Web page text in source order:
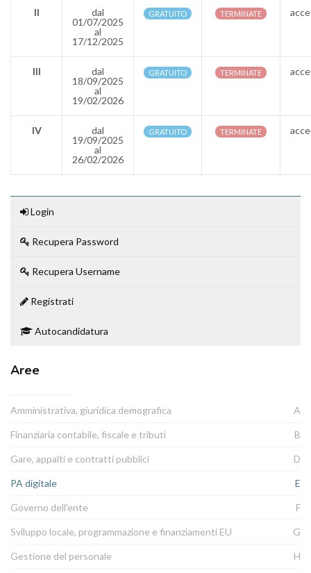
II
dal
01/07/2025
al
17/12/2025
GRATUITO TERMINATE
III
dal
18/09/2025
al
19/02/2026
GRATUITO TERMINATE
IV
dal
19/09/2025
al
26/02/2026
GRATUITO TERMINATE
Login
Recupera Password
Recupera Username
Registrati
Autocandidatura
Aree
Amministrativa, giuridica demografica A
Finanziaria contabile, fiscale e tributi B
Gare, appalti e contratti pubblici D
PA digitale E
Governo dell'ente F
Sviluppo locale, programmazione e finanziamenti EU G
Gestione del personale H